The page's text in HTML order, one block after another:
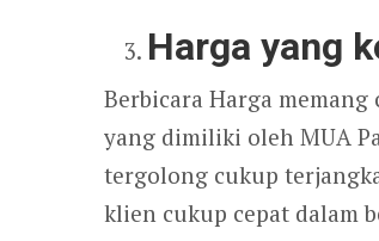
Harga yang
Berbicara Harga
yang dimiliki oleh MUA
tergolong cukup
klien cukup cepat dalam